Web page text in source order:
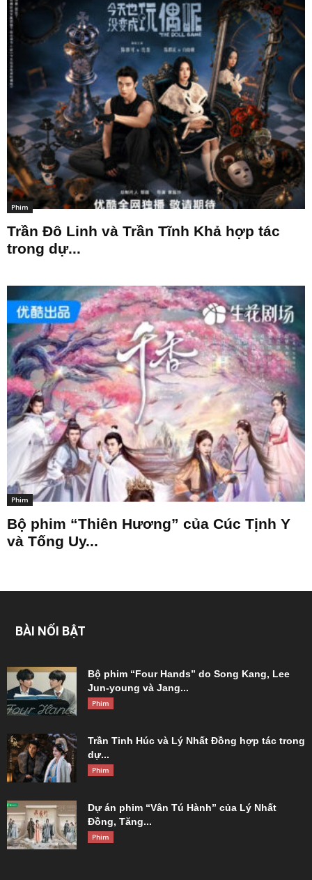
Phim
Trần Đô Linh và Trần Tĩnh Khả hợp tác
trong dự...
Phim
Bộ phim “Thiên Hương” của Cúc Tịnh Y
và Tống Uy...
BÀI NỔI BẬT
Bộ phim “Four Hands” do Song Kang, Lee
Jun-young và Jang...
Phim
Trần Tinh Húc và Lý Nhất Đồng hợp tác trong
dự...
Phim
Dự án phim “Vân Tú Hành” của Lý Nhất
Đồng, Tăng...
Phim